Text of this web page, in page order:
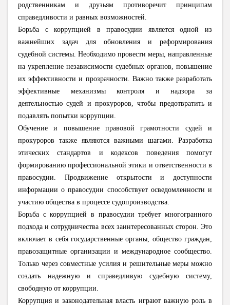
родственникам и друзьям противоречит принципам
справедливости и равных возможностей.
Борьба с коррупцией в правосудии является одной из
важнейших задач для обновления и реформирования
судебной системы. Необходимо провести меры, направленные
на укрепление независимости судебных органов, повышение
их эффективности и прозрачности. Важно также разработать
эффективные механизмы контроля и надзора за
деятельностью судей и прокуроров, чтобы предотвратить и
подавлять попытки коррупции.
Обучение и повышение правовой грамотности судей и
прокуроров также являются важными шагами. Разработка
этических стандартов и кодексов поведения помогут
формированию профессиональной этики и ответственности в
правосудии. Продвижение открытости и доступности
информации о правосудии способствует осведомленности и
участию общества в процессе судопроизводства.
Борьба с коррупцией в правосудии требует многогранного
подхода и сотрудничества всех заинтересованных сторон. Это
включает в себя государственные органы, общество граждан,
правозащитные организации и международное сообщество.
Только через совместные усилия и решительные меры можно
создать надежную и справедливую судебную систему,
свободную от коррупции.
Коррупция и законодательная власть играют важную роль в